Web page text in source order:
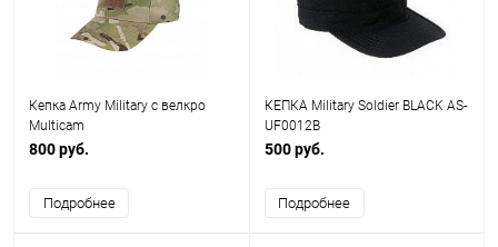
Кепка Army Military с велкро
Multicam
800 руб.
Подробнее
КЕПКА Military Soldier BLACK AS-
UF0012B
500 руб.
Подробнее